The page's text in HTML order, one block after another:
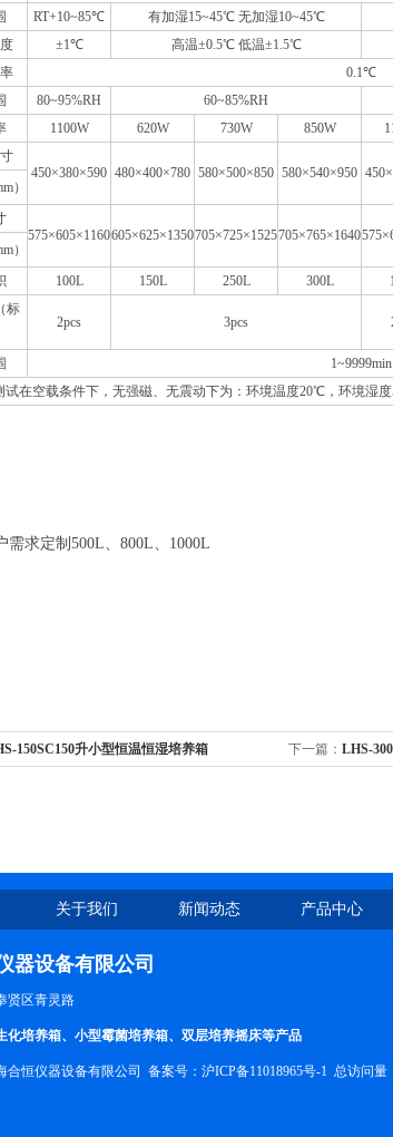
RT+10~85℃ 有加湿15~45℃ 无加湿10~45℃
±1℃ 高温±0.5℃ 低温±1.5℃
0.1℃
80~95%RH 60~85%RH
1100W 620W 730W 850W
450×380×590 480×400×780 580×500×850 580×540×950
）
575×605×1160605×625×1350705×725×1525705×765×1640
）
100L 150L 250L 300L
标
2pcs 3pcs
1~9999min
在空载条件下，无强磁、无震动下为：环境温度20℃，环境湿度
需求定制500L、800L、1000L
150SC150升小型恒温恒湿培养箱 下一篇： LHS-
关于我们 新闻动态 产品中心
器设备有限公司
贤区青灵路
化培养箱、小型霉菌培养箱、双层培养摇床等产品
合恒仪器设备有限公司 备案号： 沪ICP备11018965号-1 总访问量